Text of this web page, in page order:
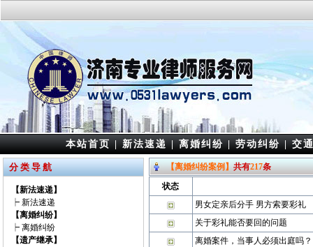
本站首页|新法速递|离婚纠纷|劳动纠纷|交
分 类 导 航
【新法速递】
┝ 新法速递
【离婚纠纷】
┝ 离婚纠纷
【遗产继承】
【离婚纠纷案例】共有217条
状态
男女定亲后分手 男方索要彩礼
关于彩礼能否要回的问题
离婚案件，当事人必须出庭吗？